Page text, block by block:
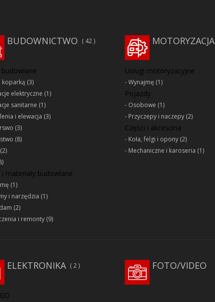
BUDOWNICTWO 42
budowlane
koparką (3)
elektryczne (1)
sanitarne (1)
i elewacja (3)
(3)
(8)
(2)
i materiały budowlane
(1)
i narzędzia (1)
(2)
i remonty(9)
MOTORYZACJA
Usługi motoryzacyjne
Wynajmę (1)
Pojazdy
Osobowe (1)
Przyczepy i naczepy (2)
Części i akcesoria
Koła, felgi i opony (2)
Mechaniczne i karoseria (1)
2
ELEKTRONIKA FOTO/VIDEO